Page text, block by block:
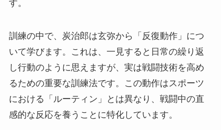
す。
訓練の中で、炭治郎は玄弥から「反復動作」につ
いて学びます。これは、一見すると日常の繰り返
し行動のように思えますが、実は戦闘技術を高め
るための重要な訓練法です。この動作はスポーツ
における「ルーティン」とは異なり、戦闘中の直
感的な反応を養うことに特化しています。